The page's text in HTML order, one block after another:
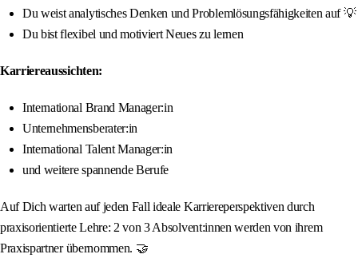
Du weist analytisches Denken und Problemlösungsfähigkeiten auf 💡
Du bist flexibel und motiviert Neues zu lernen
Karriereaussichten:
International Brand Manager:in
Unternehmensberater:in
International Talent Manager:in
und weitere spannende Berufe
Auf Dich warten auf jeden Fall ideale Karriereperspektiven durch
praxisorientierte Lehre: 2 von 3 Absolvent:innen werden von ihrem
Praxispartner übernommen. 🤝